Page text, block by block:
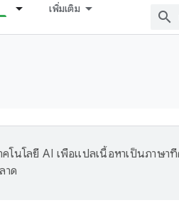
เพิ่มเติม
โนโลยี AI เพื่อแปลเนื้อหาเป็นภาษา
าด